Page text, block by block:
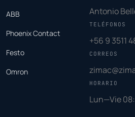
ABB
Phoenix Contact
Festo
Omron
Antonio
TELÉFONOS
+56 9 3511
CORREOS
HORARIO
Lun—Vie